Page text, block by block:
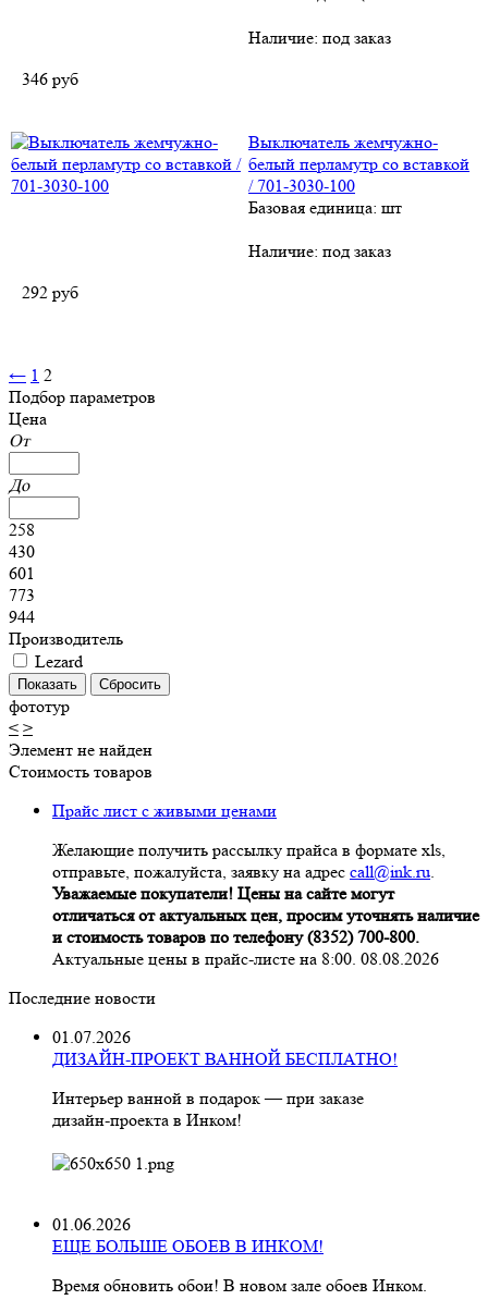
Наличие: под заказ
346 руб
Выключатель жемчужно-
белый перламутр со вставкой
/ 701-3030-100
Базовая единица: шт
Наличие: под заказ
292 руб
← 1 2
Подбор параметров
Цена
От
До
258
430
601
773
944
Производитель
Lezard
фототур
< >
Элемент не найден
Стоимость товаров
Прайс лист с живыми ценами
Желающие получить рассылку прайса в формате xls,
отправьте, пожалуйста, заявку на адрес call@ink.ru.
Уважаемые покупатели! Цены на сайте могут
отличаться от актуальных цен, просим уточнять наличие
и стоимость товаров по телефону (8352) 700-800.
Актуальные цены в прайс-листе на 8:00. 08.08.2026
Последние новости
01.07.2026
ДИЗАЙН-ПРОЕКТ ВАННОЙ БЕСПЛАТНО!
Интерьер ванной в подарок — при заказе
дизайн‑проекта в Инком!
01.06.2026
ЕЩЕ БОЛЬШЕ ОБОЕВ В ИНКОМ!
Время обновить обои! В новом зале обоев Инком.